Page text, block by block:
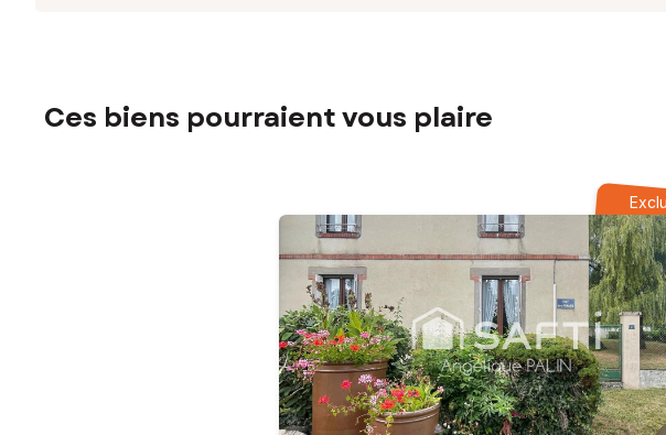
Ces biens pourraient vous plaire